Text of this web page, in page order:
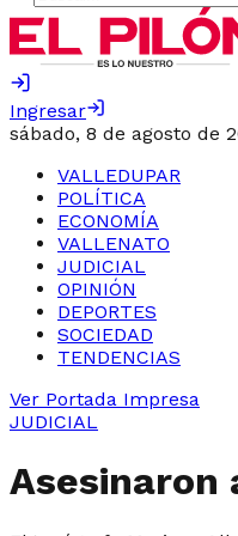
Ingresar
sábado, 8 de agosto de
VALLEDUPAR
POLÍTICA
ECONOMÍA
VALLENATO
JUDICIAL
OPINIÓN
DEPORTES
SOCIEDAD
TENDENCIAS
Ver Portada Impresa
JUDICIAL
Asesinaron